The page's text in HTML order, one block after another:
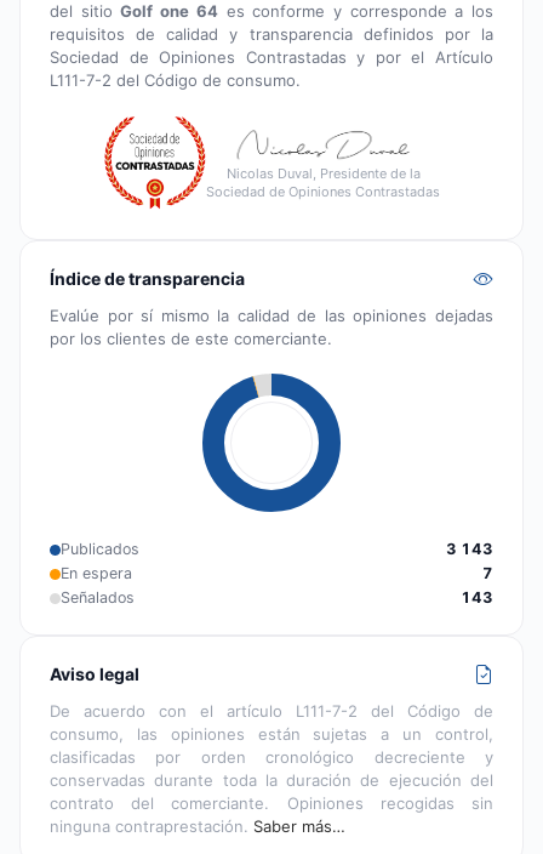
del sitioGolf one 64es conforme y corresponde a los
requisitos de calidad y transparencia definidos por la
Sociedad de Opiniones Contrastadas y por el Artículo
L111-7-2 del Código de consumo.
Nicolas Duval, Presidente de la
Sociedad de Opiniones Contrastadas
Índice de transparencia
Evalúe por sí mismo la calidad de las opiniones dejadas
por los clientes de este comerciante.
Publicados
3 143
En espera
7
Señalados
143
Aviso legal
De acuerdo con el artículo L111-7-2 del Código de
consumo, las opiniones están sujetas a un control,
clasificadas por orden cronológico decreciente y
conservadas durante toda la duración de ejecución del
contrato del comerciante. Opiniones recogidas sin
ninguna contraprestación. Saber más…